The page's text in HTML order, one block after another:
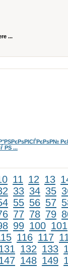
...
РЅ ...
11 12 13
33 34 35
55 56 57
77 78 79
99 100 101
116 117
132 133
148 149